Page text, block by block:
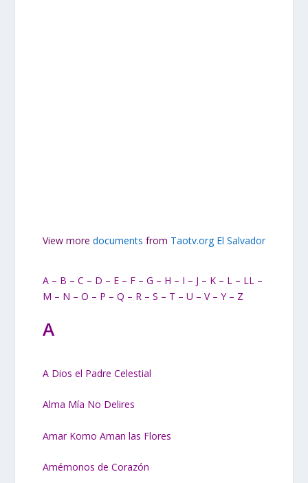
View moredocuments from Taotv.org El Salvador
A – B –C – D – E – F –G – H – I – J – K – L – LL –
M – N –O – P –Q – R –S – T –U –V–Y– Z
A
A Dios el Padre Celestial
Alma Mía No Delires
Amar Komo Aman las Flores
Amémonos de Corazón